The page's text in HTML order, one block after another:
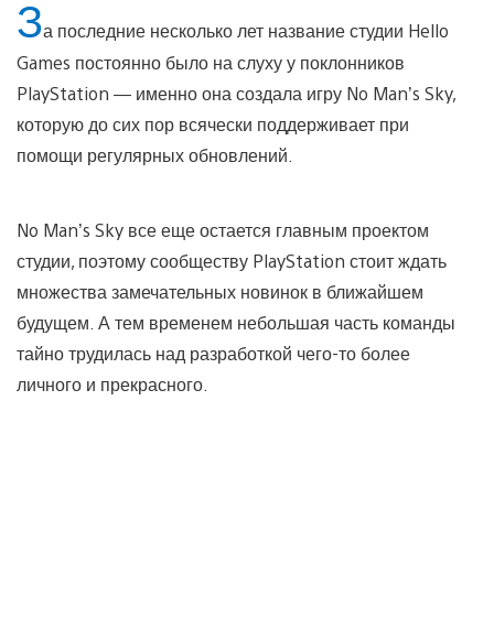
За последние несколько лет название студии Hello
Games постоянно было на слуху у поклонников
PlayStation — именно она создала игру No Man’s Sky,
которую до сих пор всячески поддерживает при
помощи регулярных обновлений.
No Man’s Sky все еще остается главным проектом
студии, поэтому сообществу PlayStation стоит ждать
множества замечательных новинок в ближайшем
будущем. А тем временем небольшая часть команды
тайно трудилась над разработкой чего-то более
личного и прекрасного.